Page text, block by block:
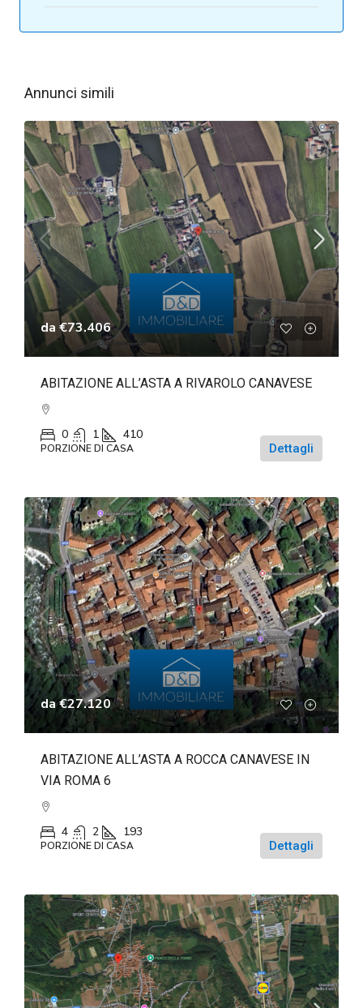
Annunci simili
da €73.406
ABITAZIONE ALL’ASTA A RIVAROLO CANAVESE
0 1 410
PORZIONE DI CASA Dettagli
da€27.120
ABITAZIONE ALL’ASTA A ROCCA CANAVESE IN
VIA ROMA 6
4 2 193
PORZIONE DI CASA Dettagli